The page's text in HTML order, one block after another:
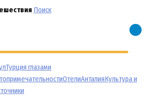
Поиск
Турция глазами
ОтелиАнталияКультура и